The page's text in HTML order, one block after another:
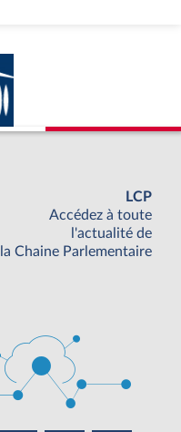
LCP
Accédez à toute
l'actualité de
la Chaine Parlementaire